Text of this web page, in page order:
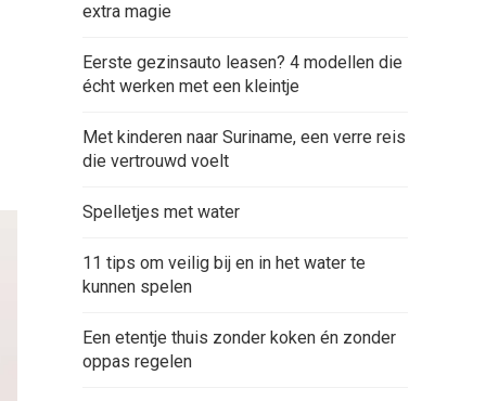
extra magie
Eerste gezinsauto leasen? 4 modellen die
écht werken met een kleintje
Met kinderen naar Suriname, een verre reis
die vertrouwd voelt
Spelletjes met water
11 tips om veilig bij en in het water te
kunnen spelen
Een etentje thuis zonder koken én zonder
oppas regelen